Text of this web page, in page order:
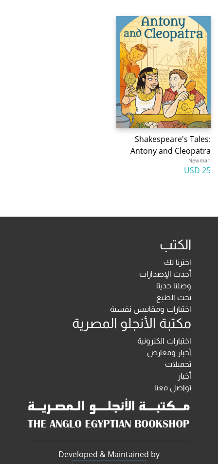
Shakespeare's Tales:
Antony and Cleopatra
Newman
25 USD
الكتب
اخترنا لك
أحدث الإصدارات
وصلنا حديثا
تحت الطبع
اختبارات ومقاييس نفسية
مكتبة الأنجلو المصرية
اختبارات الكترونية
أخبار ومعارض
تحميلات
أخبار
تواصل معنا
Developed & Maintained by